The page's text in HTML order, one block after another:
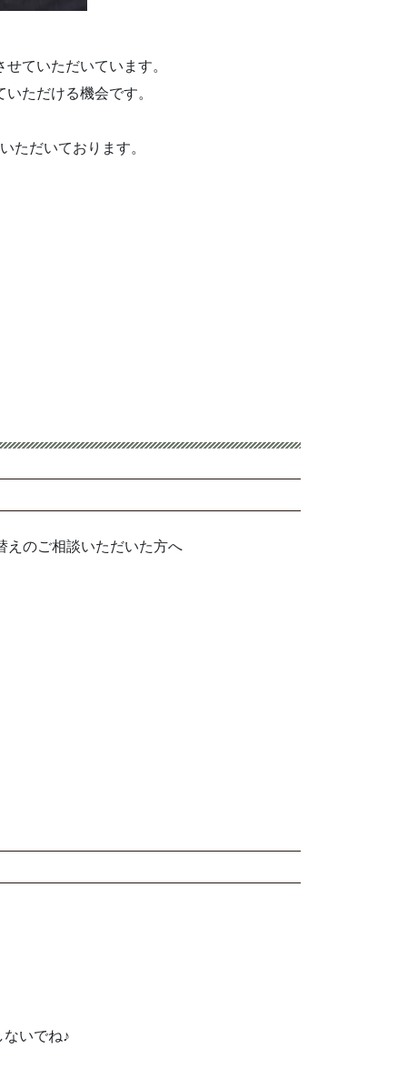
ていただいています。
ただける機会です。
ただいております。
えのご相談いただいた方へ
いでね♪